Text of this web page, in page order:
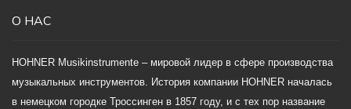
О НАС
HOHNER Musikinstrumente – мировой лидер в сфере производства
музыкальных инструментов. История компании HOHNER началась
в немецком городке Троссинген в 1857 году, и с тех пор название